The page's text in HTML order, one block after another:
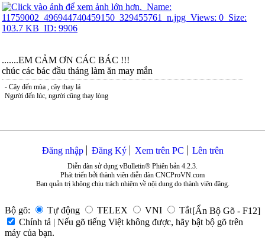
.......EM CẢM ƠN CÁC BÁC !!!
chúc các bác đầu tháng làm ăn may mắn
- Cây đến mùa , cây thay lá
Người đến lúc, người cũng thay lòng
Đăng nhập Đăng Ký Xem trên PC Lên trên
Diễn đàn sử dụng vBulletin® Phiên bản 4.2.3.
Phát triển bởi thành viên diễn đàn CNCProVN.com
Ban quản trị không chịu trách nhiệm về nội dung do thành viên đăng.
Bộ gõ: Tự động TELEX VNI Tắt[Ẩn Bộ Gõ - F12]
Chính tả | Nếu gõ tiếng Việt không được, hãy bật bộ gõ trên
máy của bạn.